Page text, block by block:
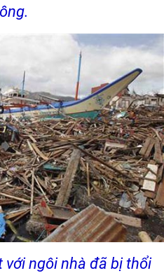
với ngôi nhà đã bị thổi